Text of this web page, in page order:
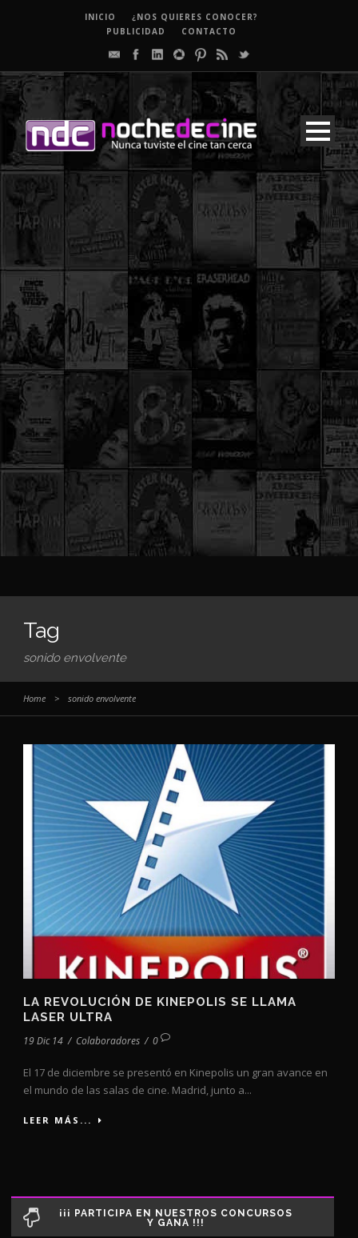
INICIO
¿NOS QUIERES CONOCER?
PUBLICIDAD
CONTACTO
Tag
sonido envolvente
Home > sonido envolvente
LA REVOLUCIÓN DE KINEPOLIS SE LLAMA
LASER ULTRA
19 Dic 14 / Colaboradores / 0
El 17 de diciembre se presentó en Kinepolis un gran avance en
el mundo de las salas de cine. Madrid, junto a...
LEER MÁS...
¡¡¡ PARTICIPA EN NUESTROS CONCURSOS
Y GANA !!!